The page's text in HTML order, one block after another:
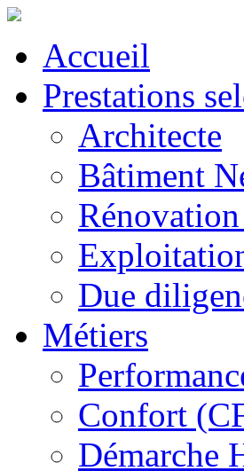
Accueil
Prestations
Architecte
Bâtiment
Due
Métiers
Confort
Démarche